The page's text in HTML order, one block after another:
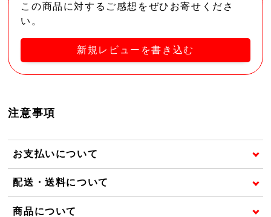
この商品に対するご感想をぜひお寄せくださ
い。
新規レビューを書き込む
注意事項
お支払いについて
配送・送料について
商品について